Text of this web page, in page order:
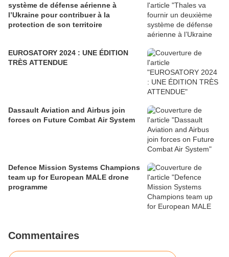
système de défense aérienne à
l’Ukraine pour contribuer à la
protection de son territoire
EUROSATORY 2024 : UNE ÉDITION
TRÈS ATTENDUE
Dassault Aviation and Airbus join
forces on Future Combat Air System
Defence Mission Systems Champions
team up for European MALE drone
programme
Commentaires